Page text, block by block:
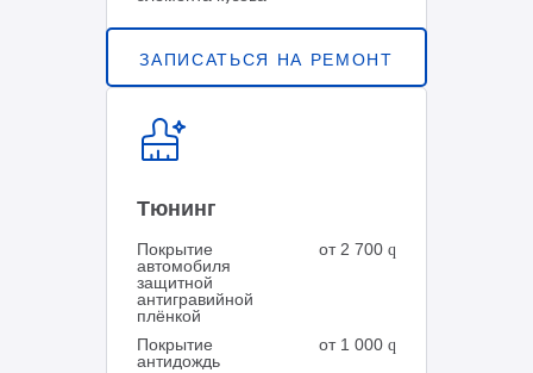
ЗАПИСАТЬСЯ НА РЕМОНТ
Тюнинг
Покрытие
автомобиля
защитной
антигравийной
плёнкой
от 2 700 q
Покрытие
антидождь
от 1 000 q